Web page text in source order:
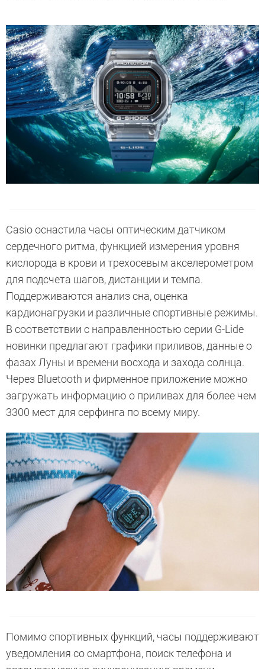
Casio оснастила часы оптическим датчиком
сердечного ритма, функцией измерения уровня
кислорода в крови и трехосевым акселерометром
для подсчета шагов, дистанции и темпа.
Поддерживаются анализ сна, оценка
кардионагрузки и различные спортивные режимы.
В соответствии с направленностью серии G-Lide
новинки предлагают графики приливов, данные о
фазах Луны и времени восхода и захода солнца.
Через Bluetooth и фирменное приложение можно
загружать информацию о приливах для более чем
3300 мест для серфинга по всему миру.
Помимо спортивных функций, часы поддерживают
уведомления со смартфона, поиск телефона и